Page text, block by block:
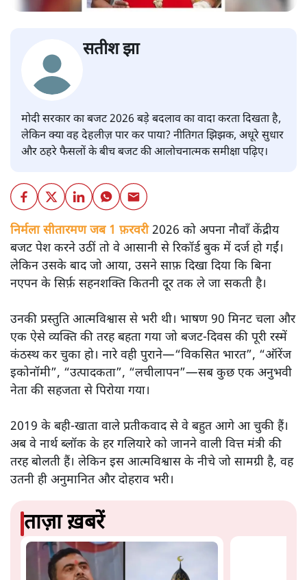
सतीश झा
मोदी सरकार का बजट 2026 बड़े बदलाव का वादा करता दिखता है,
लेकिन क्या वह देहलीज़ पार कर पाया? नीतिगत झिझक, अधूरे सुधार
और ठहरे फैसलों के बीच बजट की आलोचनात्मक समीक्षा पढ़िए।
निर्मला सीतारमण जब 1 फ़रवरी2026 को अपना नौवाँ केंद्रीय
बजट पेश करने उठीं तो वे आसानी से रिकॉर्ड बुक में दर्ज हो गईं।
लेकिन उसके बाद जो आया, उसने साफ़ दिखा दिया कि बिना
नएपन के सिर्फ़ सहनशक्ति कितनी दूर तक ले जा सकती है।
उनकी प्रस्तुति आत्मविश्वास से भरी थी। भाषण 90 मिनट चला और
एक ऐसे व्यक्ति की तरह बहता गया जो बजट‑दिवस की पूरी रस्में
कंठस्थ कर चुका हो। नारे वही पुराने—“विकसित भारत”, “ऑरेंज
इकोनॉमी”, “उत्पादकता”, “लचीलापन”—सब कुछ एक अनुभवी
नेता की सहजता से पिरोया गया।
2019 के बही‑खाता वाले प्रतीकवाद से वे बहुत आगे आ चुकी हैं।
अब वे नार्थ ब्लॉक के हर गलियारे को जानने वाली वित्त मंत्री की
तरह बोलती हैं। लेकिन इस आत्मविश्वास के नीचे जो सामग्री है, वह
उतनी ही अनुमानित और दोहराव भरी।
ताज़ा ख़बरें